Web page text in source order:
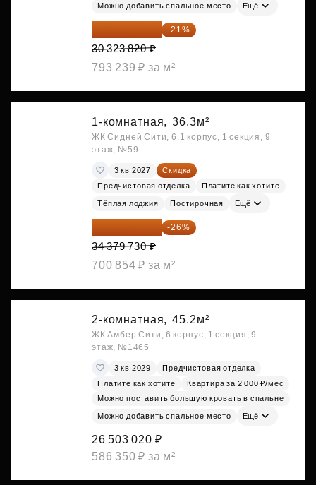
Можно добавить спальное место Ещё
23 955 818 ₽ -21%
30 323 820 ₽
793 239 ₽ за м²
1-комнатная, 36.3м²
ЖК Сидней Сити, 6.1 корпус, 1 секция, 9
этаж, №59
3 кв 2027
Скидка
Предчистовая отделка
Платите как хотите
Тёплая лоджия Постирочная Ещё
25 441 000 ₽ -26%
34 379 730 ₽
700 854 ₽ за м²
2-комнатная, 45.2м²
ЖК Амбер Сити, 6 корпус, 1 секция, 9
этаж, №1465
3 кв 2029
Предчистовая отделка
Платите как хотите
Квартира за 2 000 ₽/мес
Можно поставить большую кровать в спальне
Можно добавить спальное место Ещё
26 503 020 ₽
586 350 ₽ за м²